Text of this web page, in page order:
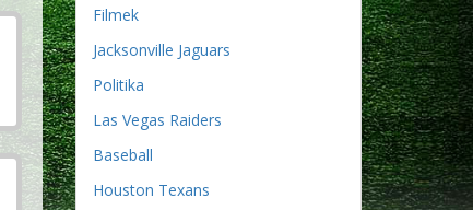
Filmek
Jacksonville Jaguars
Politika
Las Vegas Raiders
Baseball
Houston Texans